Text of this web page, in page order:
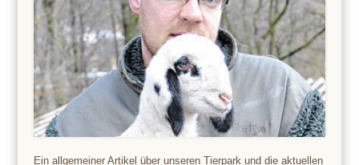
Ein allgemeiner Artikel über unseren Tierpark und die aktuellen